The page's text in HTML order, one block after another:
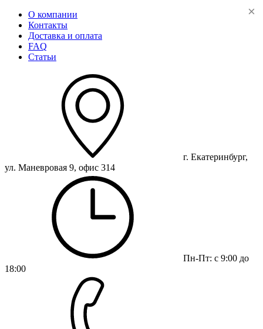
О компании
Контакты
Доставка и оплата
FAQ
Статьи
г. Екатеринбург,
ул. Маневровая 9, офис 314
Пн-Пт: с 9:00 до
18:00